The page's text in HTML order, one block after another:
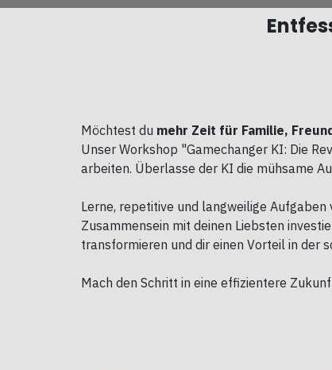
Möchtest du mehr Zeit für Familie,
Unser Workshop "Gamechanger KI: Die
arbeiten. Überlasse der KI die mühsame
Lerne, repetitive und langweilige
Zusammensein mit deinen Liebsten
transformieren und dir einen Vorteil in der
Mach den Schritt in eine effizientere